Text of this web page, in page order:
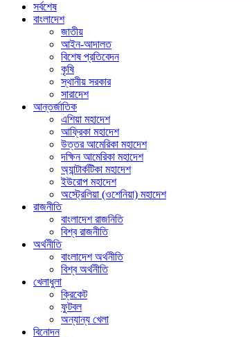
সর্বশেষ
বাংলাদেশ
জাতীয়
আইন-আদালত
বিশেষ প্রতিবেদন
কৃষি
স্থানীয় সরকার
সারাদেশ
আন্তর্জাতিক
এশিয়া মহাদেশ
আফ্রিকা মহাদেশ
উত্তর আমেরিকা মহাদেশ
দক্ষিন আমেরিকা মহাদেশ
অ্যান্টার্কটিকা মহাদেশ
ইউরোপ মহাদেশ
অস্ট্রেলিয়া (ওশেনিয়া) মহাদেশ
রাজনীতি
বাংলাদেশ রাজনিতি
বিশ্ব রাজনীতি
অর্থনীতি
বাংলাদেশ অর্থনীতি
বিশ্ব অর্থনীতি
খেলাধুলা
ক্রিকেট
ফুটবল
অন্যান্য খেলা
বিনোদন